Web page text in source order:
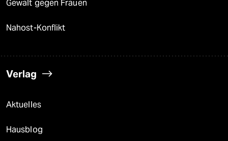
Gewalt gegen Frauen
Nahost-Konflikt
Verlag
Aktuelles
Hausblog